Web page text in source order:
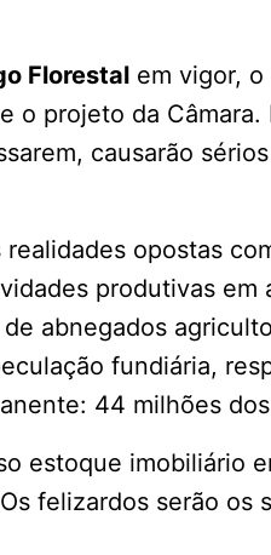
Florestal em vigor,
o projeto da
causarão
opostas
produtivas em
abnegados
fundiária,
44 milhões
estoque imobiliário
felizardos serão os